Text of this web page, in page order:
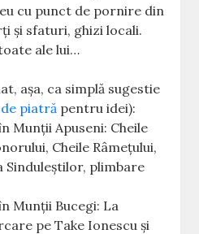
cu punct de pornire din
și sfaturi, ghizi locali.
ale lui…
așa, ca simplă sugestie
piatră pentru idei):
Munții Apuseni: Cheile
Cheile Râmețului,
Sinduleștilor, plimbare
Munții Bucegi: La
pe Take Ionescu și